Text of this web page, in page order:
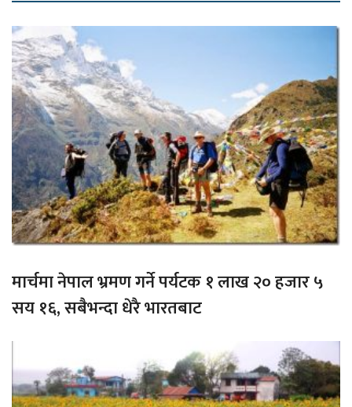
मार्चमा नेपाल भ्रमण गर्ने पर्यटक १ लाख २० हजार ५
सय १६, सबैभन्दा धेरै भारतबाट